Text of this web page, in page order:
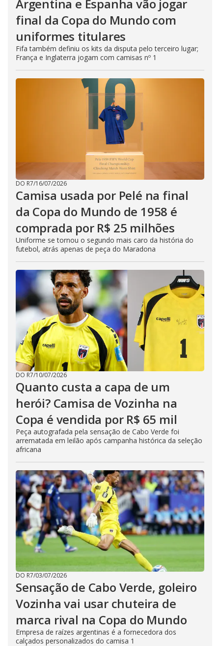
Argentina e Espanha vão jogar
final da Copa do Mundo com
uniformes titulares
Fifa também definiu os kits da disputa pelo terceiro lugar;
França e Inglaterra jogam com camisas nº 1
DO R7/16/07/2026
Camisa usada por Pelé na final
da Copa do Mundo de 1958 é
comprada por R$ 25 milhões
Uniforme se tornou o segundo mais caro da história do
futebol, atrás apenas de peça do Maradona
DO R7/10/07/2026
Quanto custa a capa de um
herói? Camisa de Vozinha na
Copa é vendida por R$ 65 mil
Peça autografada pela sensação de Cabo Verde foi
arrematada em leilão após campanha histórica da seleção
africana
DO R7/03/07/2026
Sensação de Cabo Verde, goleiro
Vozinha vai usar chuteira de
marca rival na Copa do Mundo
Empresa de raízes argentinas é a fornecedora dos
calçados personalizados do camisa 1